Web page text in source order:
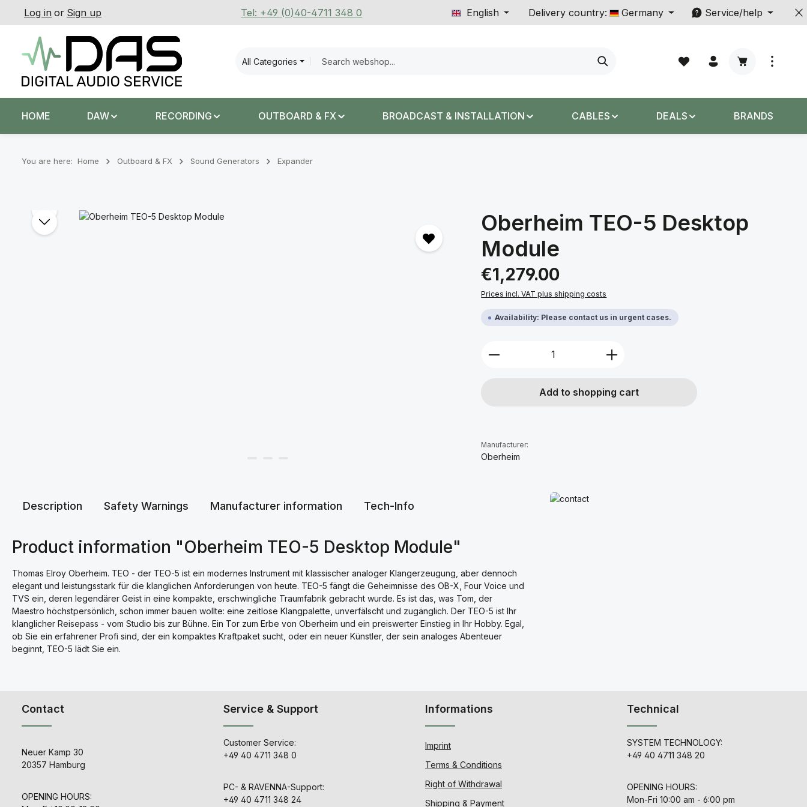
to main content
Skip to search
Skip to main navigation
Log in or Sign up Tel: +49 (0)40-4711 348 0 English Delivery country: Germany Service/help
All Categories
Shopping
HOME DAW RECORDING OUTBOARD & FX BROADCAST & INSTALLATION CABLES DEALS BRANDS
You are here: Home Outboard & FX Sound Generators Expander
Skip image gallery
Oberheim TEO-5 Desktop
Module
Regular price:
€1,279.00
Prices incl. VAT plus shipping costs
Availability: Please contact us in urgent cases.
Product Quantity: Enter the desired amount
Add to shopping cart
Manufacturer:
Oberheim
Description Safety Warnings Manufacturer information Tech-Info
Product information "Oberheim TEO-5 Desktop Module"
Thomas Elroy Oberheim. TEO - der TEO-5 ist ein modernes Instrument mit klassischer analoger Klangerzeugung, aber dennoch
elegant und leistungsstark für die klanglichen Anforderungen von heute. TEO-5 fängt die Geheimnisse des OB-X, Four Voice und
TVS ein, deren legendärer Geist in eine kompakte, erschwingliche Traumfabrik gebracht wurde. Es ist das, was Tom, der
Maestro höchstpersönlich, schon immer bauen wollte: eine zeitlose Klangpalette, unverfälscht und zugänglich. Der TEO-5 ist Ihr
klanglicher Reisepass - vom Studio bis zur Bühne. Ein Tor zum Erbe von Oberheim und ein preiswerter Einstieg in Ihr Hobby. Egal,
ob Sie ein erfahrener Profi sind, der ein kompaktes Kraftpaket sucht, oder ein neuer Künstler, der sein analoges Abenteuer
beginnt, TEO-5 lädt Sie ein.
Read more
Contact
Neuer Kamp 30
20357 Hamburg
OPENING HOURS:
Service & Support
Customer Service:
+49 40 4711 348 0
PC- & RAVENNA-Support:
+49 40 4711 348 24
Informations
Imprint
Terms & Conditions
Right of Withdrawal
Shipping & Payment
Technical
SYSTEM TECHNOLOGY:
+49 40 4711 348 20
OPENING HOURS:
Mon-Fri 10:00 am - 6:00 pm